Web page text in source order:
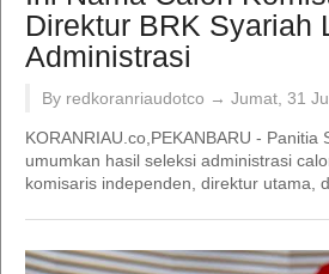
Direktur BRK Syariah
Administrasi
By redkoranriaudotco → Jumat, 31
KORANRIAU.co,PEKANBARU - Panitia
umumkan hasil seleksi administrasi
komisaris independen, direktur utama,